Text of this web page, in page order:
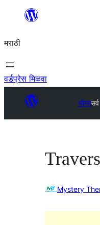
सामुग्रीवर
मराठी
वर्डप्रेस मिळवा
थीम्स
Mystery